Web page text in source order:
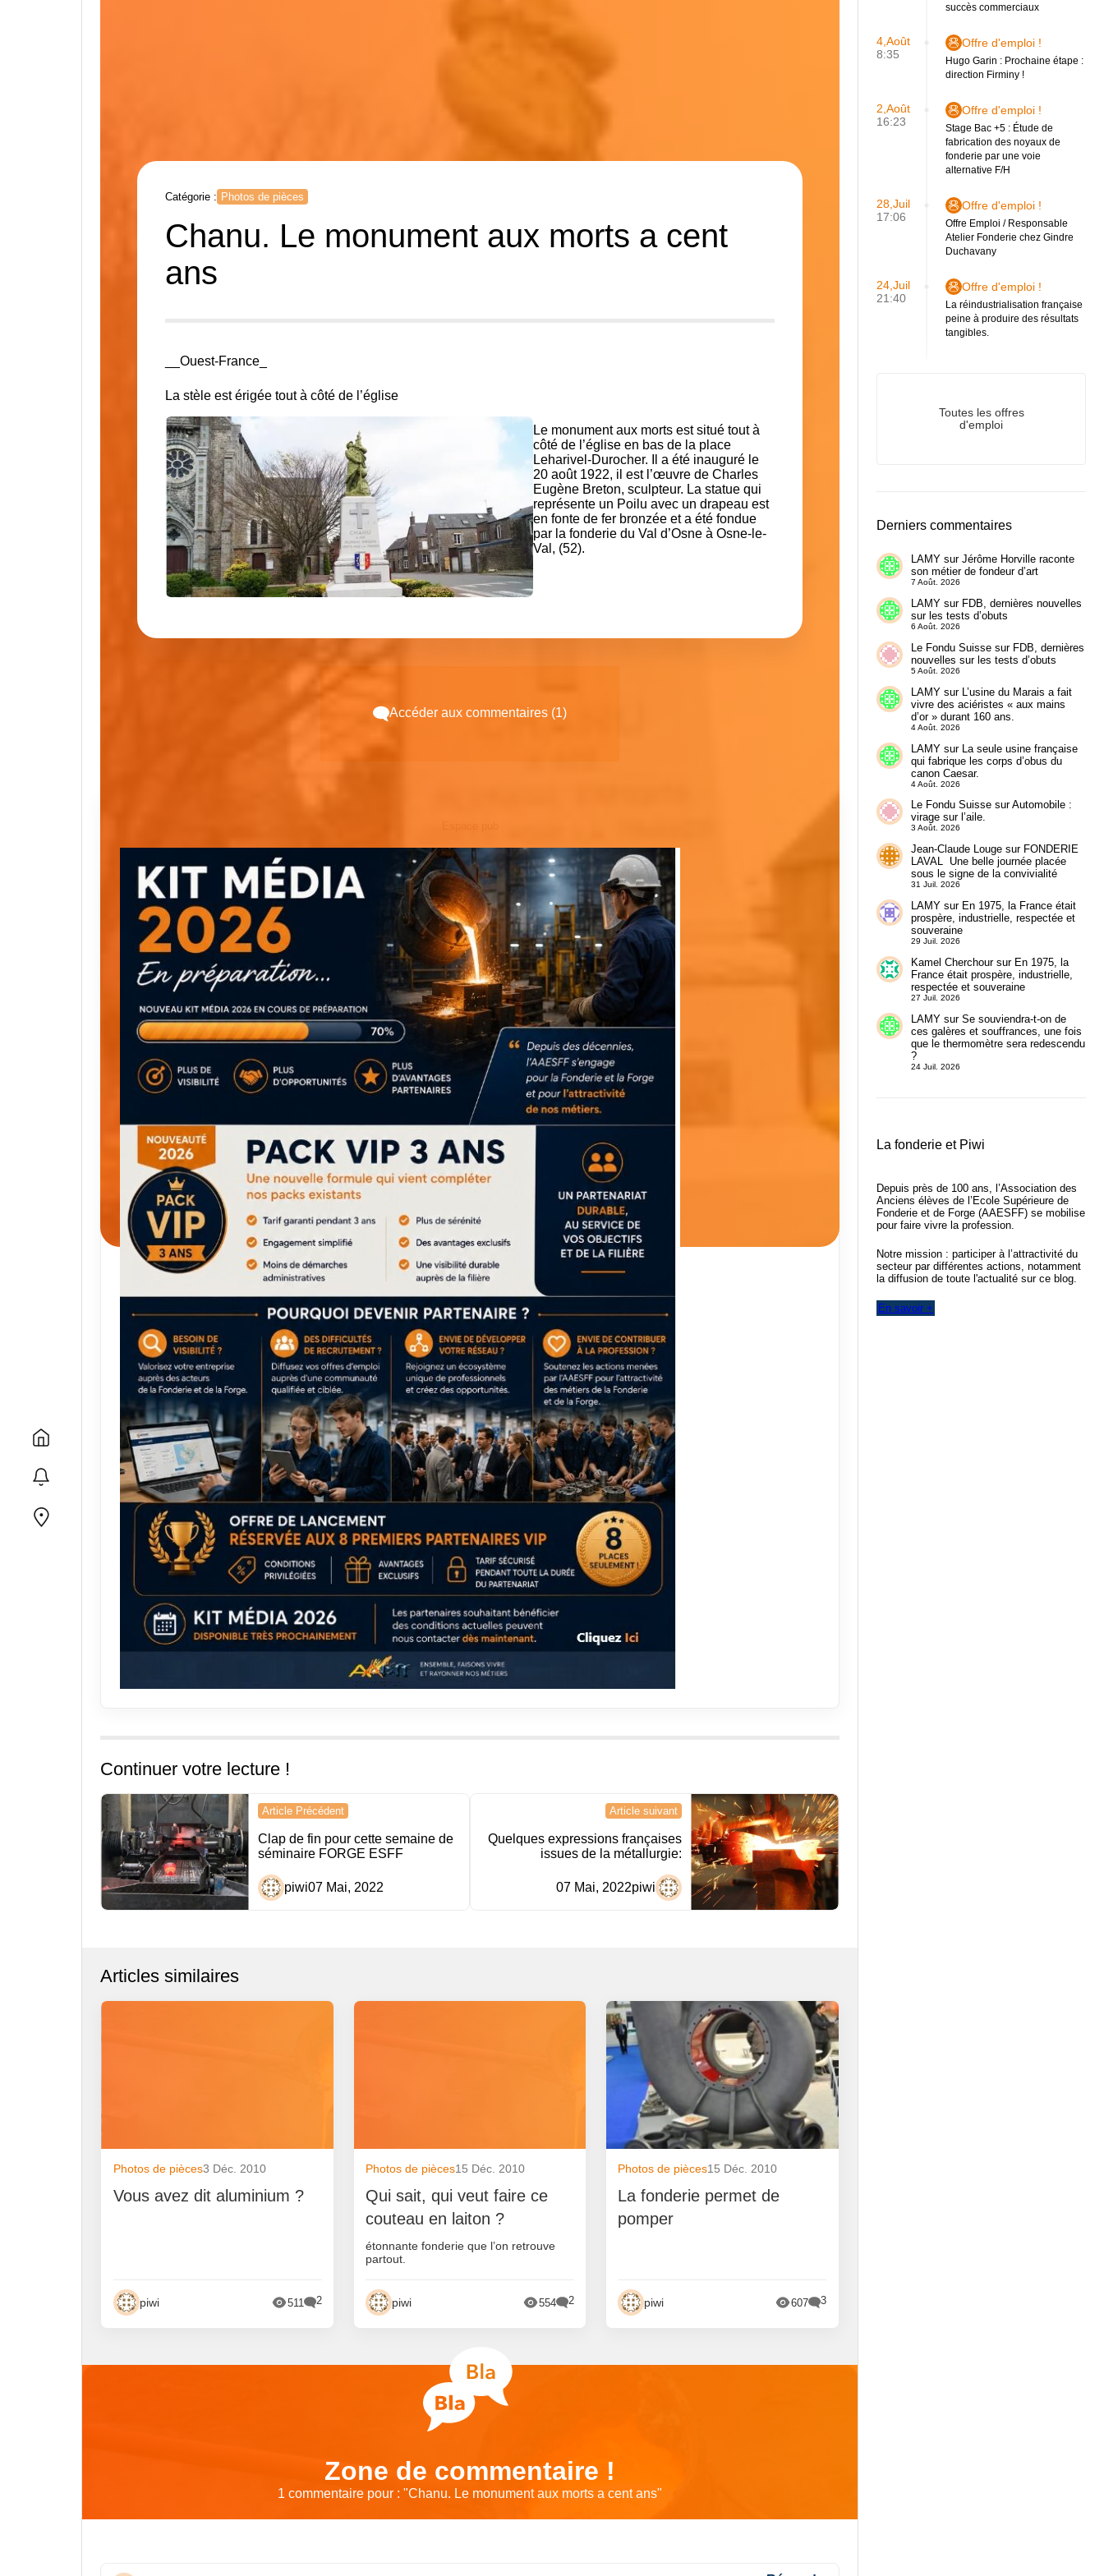
Catégorie : Photos de pièces
Chanu. Le monument aux morts a cent
ans
__Ouest-France_
La stèle est érigée tout à côté de l’église
Le monument aux morts est situé tout à
côté de l’église en bas de la place
Leharivel-Durocher. Il a été inauguré le
20 août 1922, il est l’œuvre de Charles
Eugène Breton, sculpteur. La statue qui
représente un Poilu avec un drapeau est
en fonte de fer bronzée et a été fondue
parla fonderie du Val d’Osne à Osne-le-
Val, (52).
Accéder aux commentaires (1)
Continuer votre lecture !
Navigation
de
l’article
Article Précédent
Clap de fin pour cette semaine de
séminaire FORGE ESFF
piwi07 Mai, 2022
Article suivant
Quelques expressions françaises
issues de la métallurgie:
piwi
07 Mai, 2022
Articles similaires
Photos de pièces3 Déc. 2010
Vous avez dit aluminium ?
piwi 511 2
Photos de pièces15 Déc. 2010
Qui sait, qui veut faire ce
couteau en laiton ?
étonnante fonderie que l’on retrouve
partout.
piwi 554 2
Photos de pièces15 Déc. 2010
La fonderie permet de
pomper
piwi 607 3
Zone de commentaire !
1 commentaire pour : "Chanu. Le monument aux morts a cent ans"
succès commerciaux
4,Août
8:35
Offre d'emploi !
Hugo Garin : Prochaine étape :
direction Firminy !
2,Août
16:23
Offre d'emploi !
Stage Bac +5 : Étude de
fabrication des noyaux de
fonderie par une voie
alternative F/H
28,Juil
17:06
Offre d'emploi !
Offre Emploi / Responsable
Atelier Fonderie chez Gindre
Duchavany
24,Juil
21:40
Offre d'emploi !
La réindustrialisation française
peine à produire des résultats
tangibles.
Toutes les offres
d'emploi
Derniers commentaires
LAMYsur Jérôme Horville raconte
son métier de fondeur d’art
7 Août. 2026
LAMYsur FDB, dernières nouvelles
sur les tests d’obuts
6 Août. 2026
Le Fondu Suissesur FDB, dernières
nouvelles sur les tests d’obuts
5 Août. 2026
LAMYsur L’usine du Marais a fait
vivre des aciéristes « aux mains
d’or » durant 160 ans.
4 Août. 2026
LAMYsur La seule usine française
qui fabrique les corps d’obus du
canon Caesar.
4 Août. 2026
Le Fondu SuissesurAutomobile :
virage sur l’aile.
3 Août. 2026
Jean-Claude Lougesur FONDERIE
LAVAL Une belle journée placée
sous le signe de la convivialité
31 Juil. 2026
LAMYsur En 1975, la France était
prospère, industrielle, respectée et
souveraine
29 Juil. 2026
Kamel Cherchoursur En 1975, la
France était prospère, industrielle,
respectée et souveraine
27 Juil. 2026
LAMYsur Se souviendra-t-on de
ces galères et souffrances, une fois
que le thermomètre sera redescendu
?
24 Juil. 2026
La fonderie et Piwi
Depuis près de 100 ans, l’Association des
Anciens élèves de l’Ecole Supérieure de
Fonderie et de Forge (AAESFF) se mobilise
pour faire vivre la profession.
Notre mission : participer à l’attractivité du
secteur par différentes actions, notamment
la diffusion de toute l'actualité sur ce blog.
En savoir +